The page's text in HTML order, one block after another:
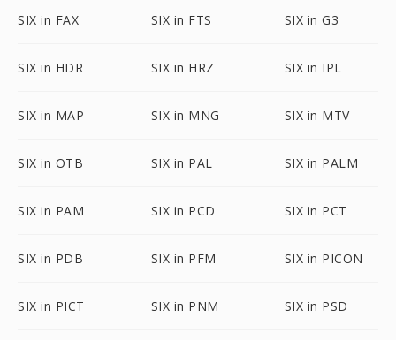
SIX in FAX SIX in FTS SIX in G3
SIX in HDR SIX in HRZ SIX in IPL
SIX in MAP SIX in MNG SIX in MTV
SIX in OTB SIX in PAL SIX in PALM
SIX in PAM SIX in PCD SIX in PCT
SIX in PDB SIX in PFM SIX in PICON
SIX in PICT SIX in PNM SIX in PSD